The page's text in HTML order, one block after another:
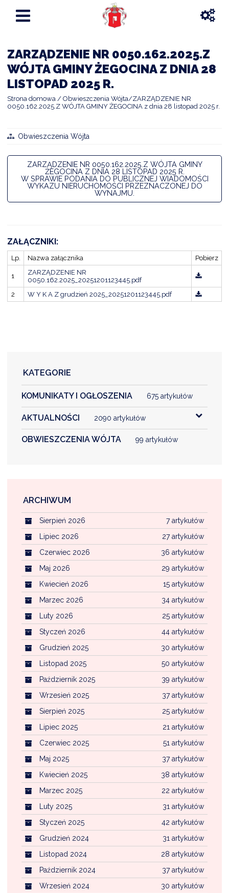
OBSŁUGI
EWIDENCJA EMISYJNOŚCI BUDYNKÓW (CEEB)
ZARZĄDZENIE NR 0050.162.2025.Z
WÓJTA GMINY ŻEGOCINA Z DNIA 28
LISTOPAD 2025 R.
Strona domowa Obwieszczenia Wójta
ZARZĄDZENIE NR
0050.162.2025.Z WÓJTA GMINY ŻEGOCINA z dnia 28 listopad 2025 r.
Obwieszczenia Wójta
ZARZĄDZENIE NR 0050.162.2025.Z WÓJTA GMINY
ŻEGOCINA Z DNIA 28 LISTOPAD 2025 R.
W SPRAWIE PODANIA DO PUBLICZNEJ WIADOMOŚCI
WYKAZU NIERUCHOMOŚCI PRZEZNACZONEJ DO
WYNAJMU.
ZAŁĄCZNIKI:
Lp. Nazwa załącznika Pobierz
1
ZARZĄDZENIE NR
0050.162.2025_20251201123445.pdf
2
W Y K A Z grudzień 2025_20251201123445.pdf
KATEGORIE
KOMUNIKATY I OGŁOSZENIA 675 artykułów
AKTUALNOŚCI 2090 artykułów
OBWIESZCZENIA WÓJTA 99 artykułów
ARCHIWUM
7 artykułów
Sierpień 2026
27 artykułów
Lipiec 2026
36 artykułów
Czerwiec 2026
29 artykułów
Maj 2026
15 artykułów
Kwiecień 2026
34 artykułów
Marzec 2026
25 artykułów
Luty 2026
44 artykułów
Styczeń 2026
30 artykułów
Grudzień 2025
50 artykułów
Listopad 2025
39 artykułów
Październik 2025
37 artykułów
Wrzesień 2025
25 artykułów
Sierpień 2025
21 artykułów
Lipiec 2025
51 artykułów
Czerwiec 2025
37 artykułów
Maj 2025
38 artykułów
Kwiecień 2025
22 artykułów
Marzec 2025
31 artykułów
Luty 2025
42 artykułów
Styczeń 2025
31 artykułów
Grudzień 2024
28 artykułów
Listopad 2024
37 artykułów
Październik 2024
30 artykułów
Wrzesień 2024